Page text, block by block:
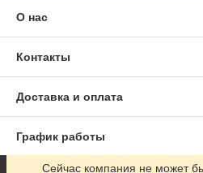
О нас
Контакты
Доставка и оплата
График работы
Сейчас компания не может